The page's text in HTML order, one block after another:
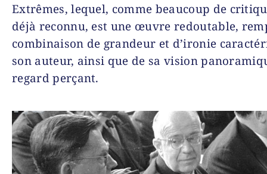
Extrêmes, lequel, comme beaucoup de
déjà reconnu, est une œuvre redoutable,
combinaison de grandeur et d’ironie
son auteur, ainsi que de sa vision
regard perçant.